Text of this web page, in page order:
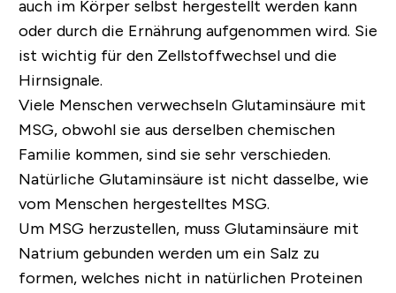
auch im Körper selbst hergestellt werden kann
oder durch die Ernährung aufgenommen wird. Sie
ist wichtig für den Zellstoffwechsel und die
Hirnsignale.
Viele Menschen verwechseln Glutaminsäure mit
MSG, obwohl sie aus derselben chemischen
Familie kommen, sind sie sehr verschieden.
Natürliche Glutaminsäure ist nicht dasselbe, wie
vom Menschen hergestelltes MSG.
Um MSG herzustellen, muss Glutaminsäure mit
Natrium gebunden werden um ein Salz zu
formen, welches nicht in natürlichen Proteinen